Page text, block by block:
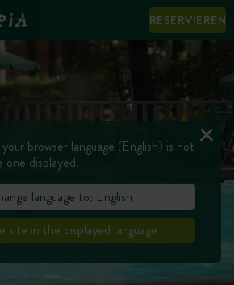
RESERVIEREN
browser language (English) is not
one displayed.
language to: English
site in the displayed language